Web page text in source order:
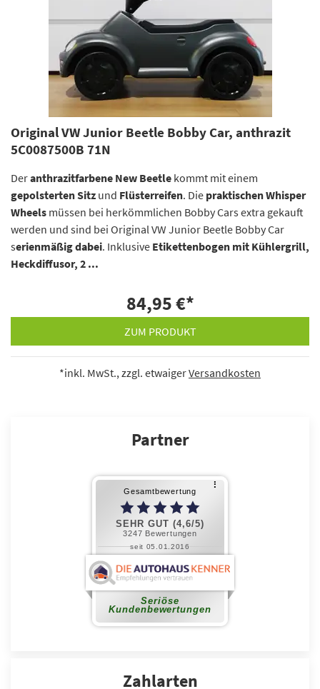
Original VW Junior Beetle Bobby Car, anthrazit
5C0087500B 71N
Deranthrazitfarbene New Beetle kommt mit einem
gepolsterten Sitz und Flüsterreifen. Die praktischen Whisper
Wheels müssen bei herkömmlichen Bobby Cars extra gekauft
werden und sind bei Original VW Junior Beetle Bobby Car
serienmäßig dabei. Inklusive Etikettenbogen mit Kühlergrill,
Heckdiffusor, 2 ...
84,95 €*
ZUM PRODUKT
*inkl. MwSt., zzgl. etwaigerVersandkosten
Partner
Zahlarten